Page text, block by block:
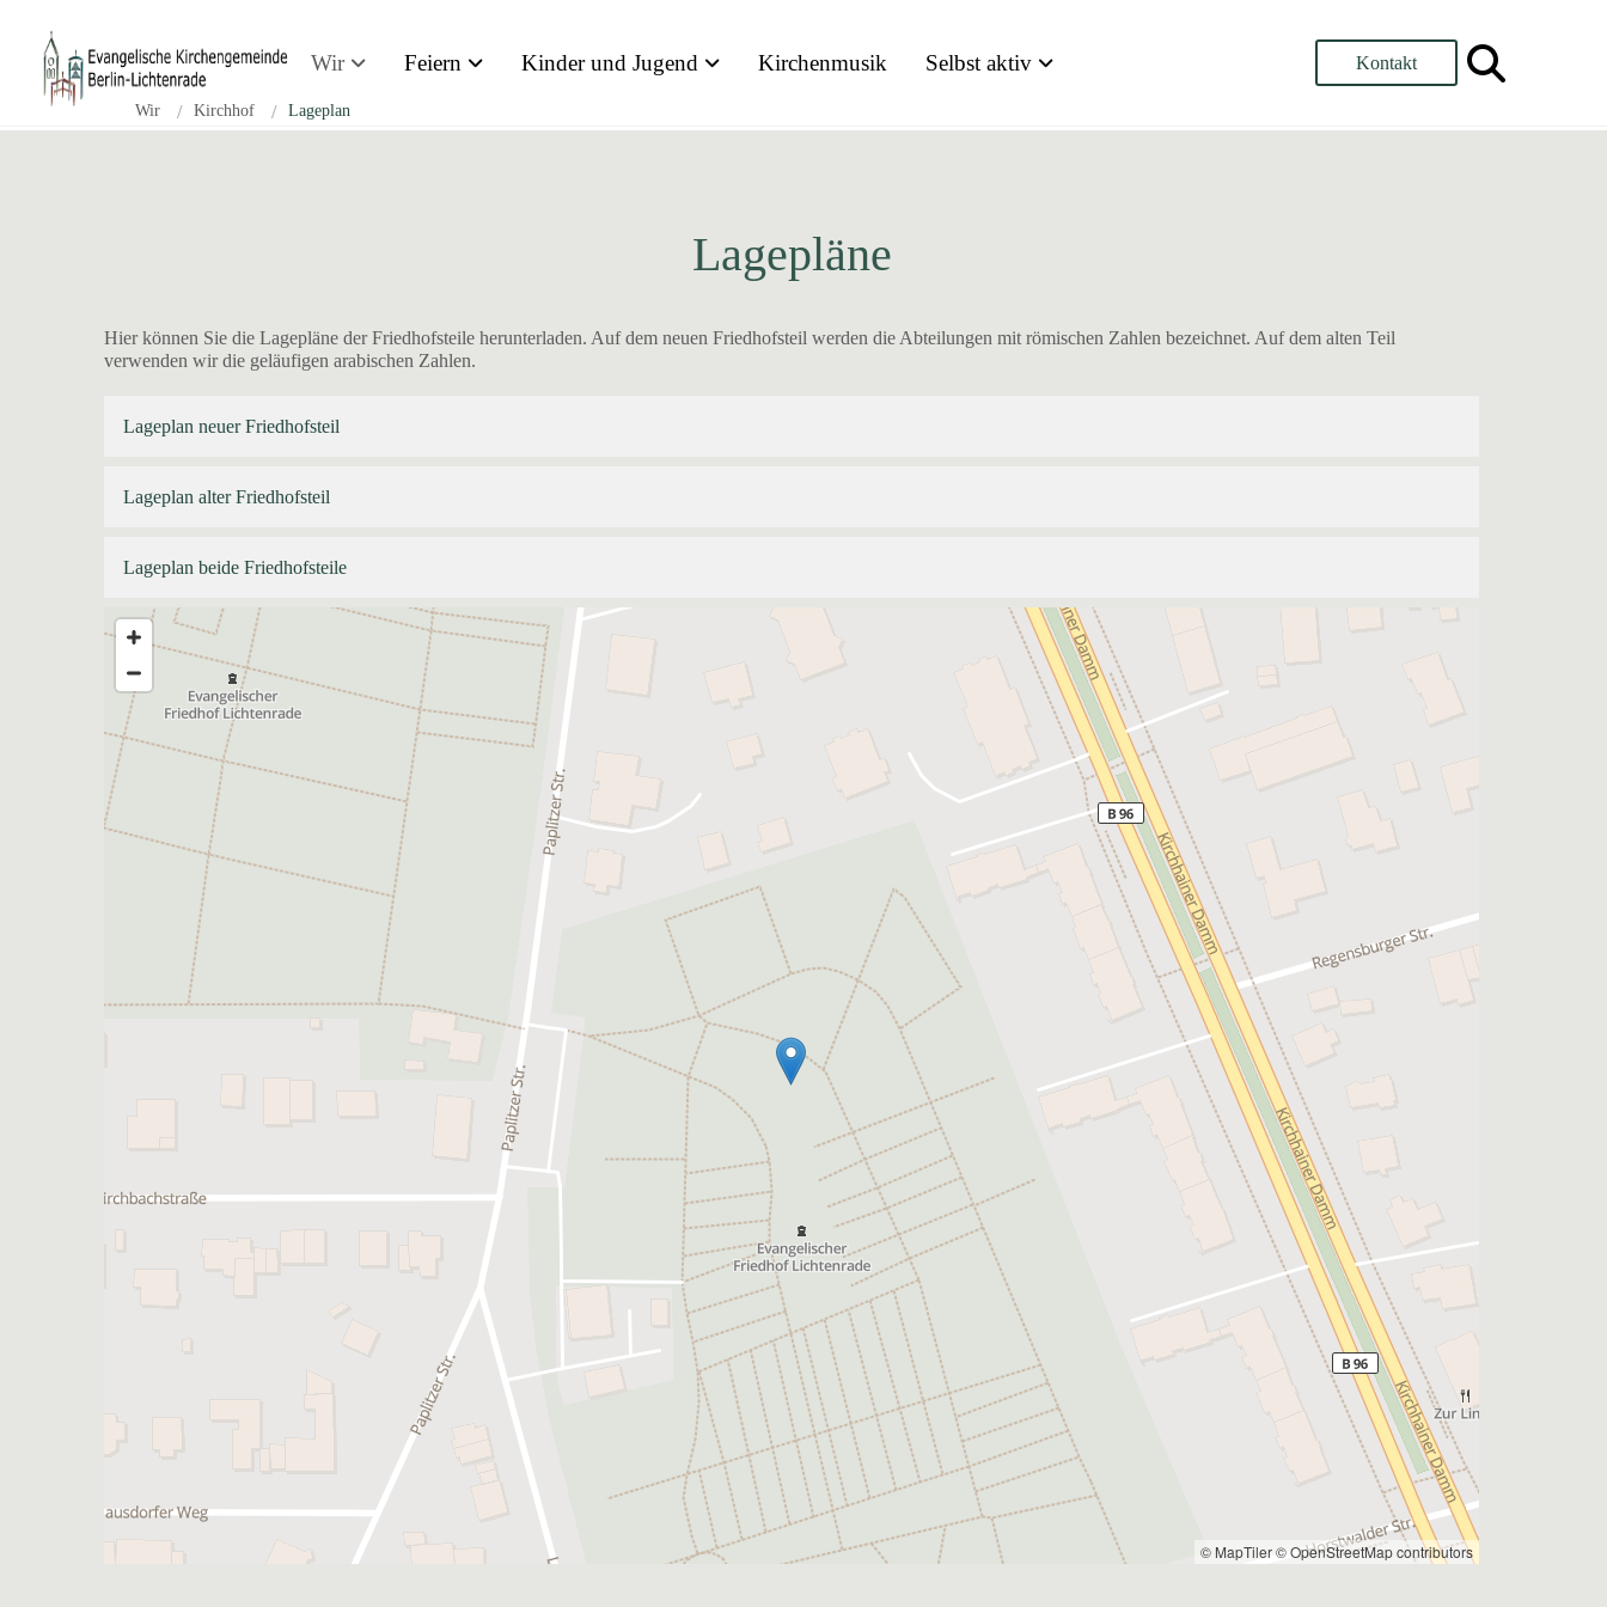
Zum Inhalt springen
Wir Feiern Kinder und Jugend Kirchenmusik Selbst aktiv Kontakt
Wir / Kirchhof / Lageplan
Lagepläne
Hier können Sie die Lagepläne der Friedhofsteile herunterladen. Auf dem neuen Friedhofsteil werden die Abteilungen mit römischen Zahlen bezeichnet. Auf dem alten Teil
verwenden wir die geläufigen arabischen Zahlen.
Lageplan neuer Friedhofsteil
Lageplan alter Friedhofsteil
Lageplan beide Friedhofsteile
© MapTiler© OpenStreetMap contributors